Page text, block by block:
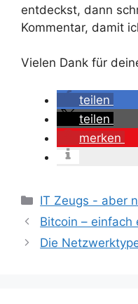
entdeckst, dann
Kommentar, damit
Vielen Dank für
teilen
teilen
merken
Kategorien
IT Zeugs - aber
Bitcoin – einfach
Die